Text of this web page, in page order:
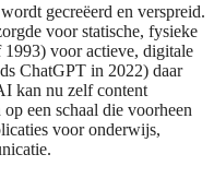
gecreëerd en verspreid.
voor statische, fysieke
1993) voor actieve, digitale
ChatGPT in 2022) daar
kan nu zelf content
een schaal die voorheen
voor onderwijs,